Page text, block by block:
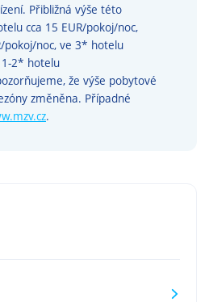
Přibližná výše této
cca 15 EUR/pokoj/noc,
pokoj/noc, ve 3* hotelu
1-2* hotelu
že výše pobytové
změněna. Případné
.